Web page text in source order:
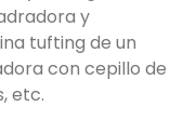
y
tufting de un
con cepillo de
etc.